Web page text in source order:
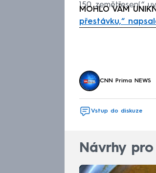
150 zemětřesení,“
MOHLO VÁM
přestávku,“
CNN Prima NEWS
Vstup do diskuze
Návrhy